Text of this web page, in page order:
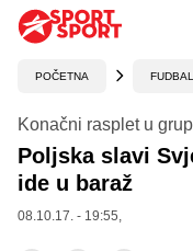
POČETNA FUDBAL
Konačni rasplet u
Poljska slavi
ide u baraž
08.10.17. - 19:55,